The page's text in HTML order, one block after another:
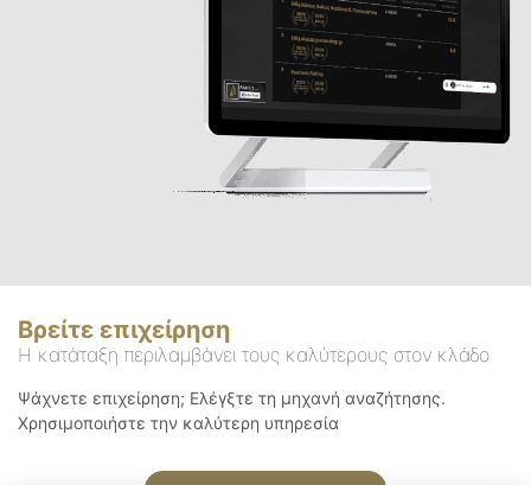
Βρείτε επιχείρηση
Η κατάταξη περιλαμβάνει τους καλύτερους στον κλάδο
Ψάχνετε επιχείρηση; Ελέγξτε τη μηχανή αναζήτησης.
Χρησιμοποιήστε την καλύτερη υπηρεσία